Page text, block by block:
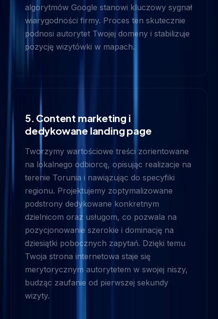
algorytmów Google stanowi kluczowy sygnał
wiarygodności firmy. Proces ten skutecznie
podnosi autorytet Twojej domeny i stabilizuje
pozycję wizytówki w mapach.
5. Content marketing i
dedykowane landing page
Tworzymy wartościowe treści zorientowane
na lokalnego odbiorcę, opisując realizacje na
terenie Torunia i nawiązując do specyfiki
regionu. Projektujemy zoptymalizowane
podstrony dedykowane konkretnym
dzielnicom oraz usługom, co pozwala na
pozycjonowanie szerokie i dominację na
dziesiątki pobocznych zapytań. Dzięki temu
Twoja strona internetowa staje się
merytorycznym autorytetem w swojej niszy,
budząc zaufanie od pierwszej sekundy
wizyty.